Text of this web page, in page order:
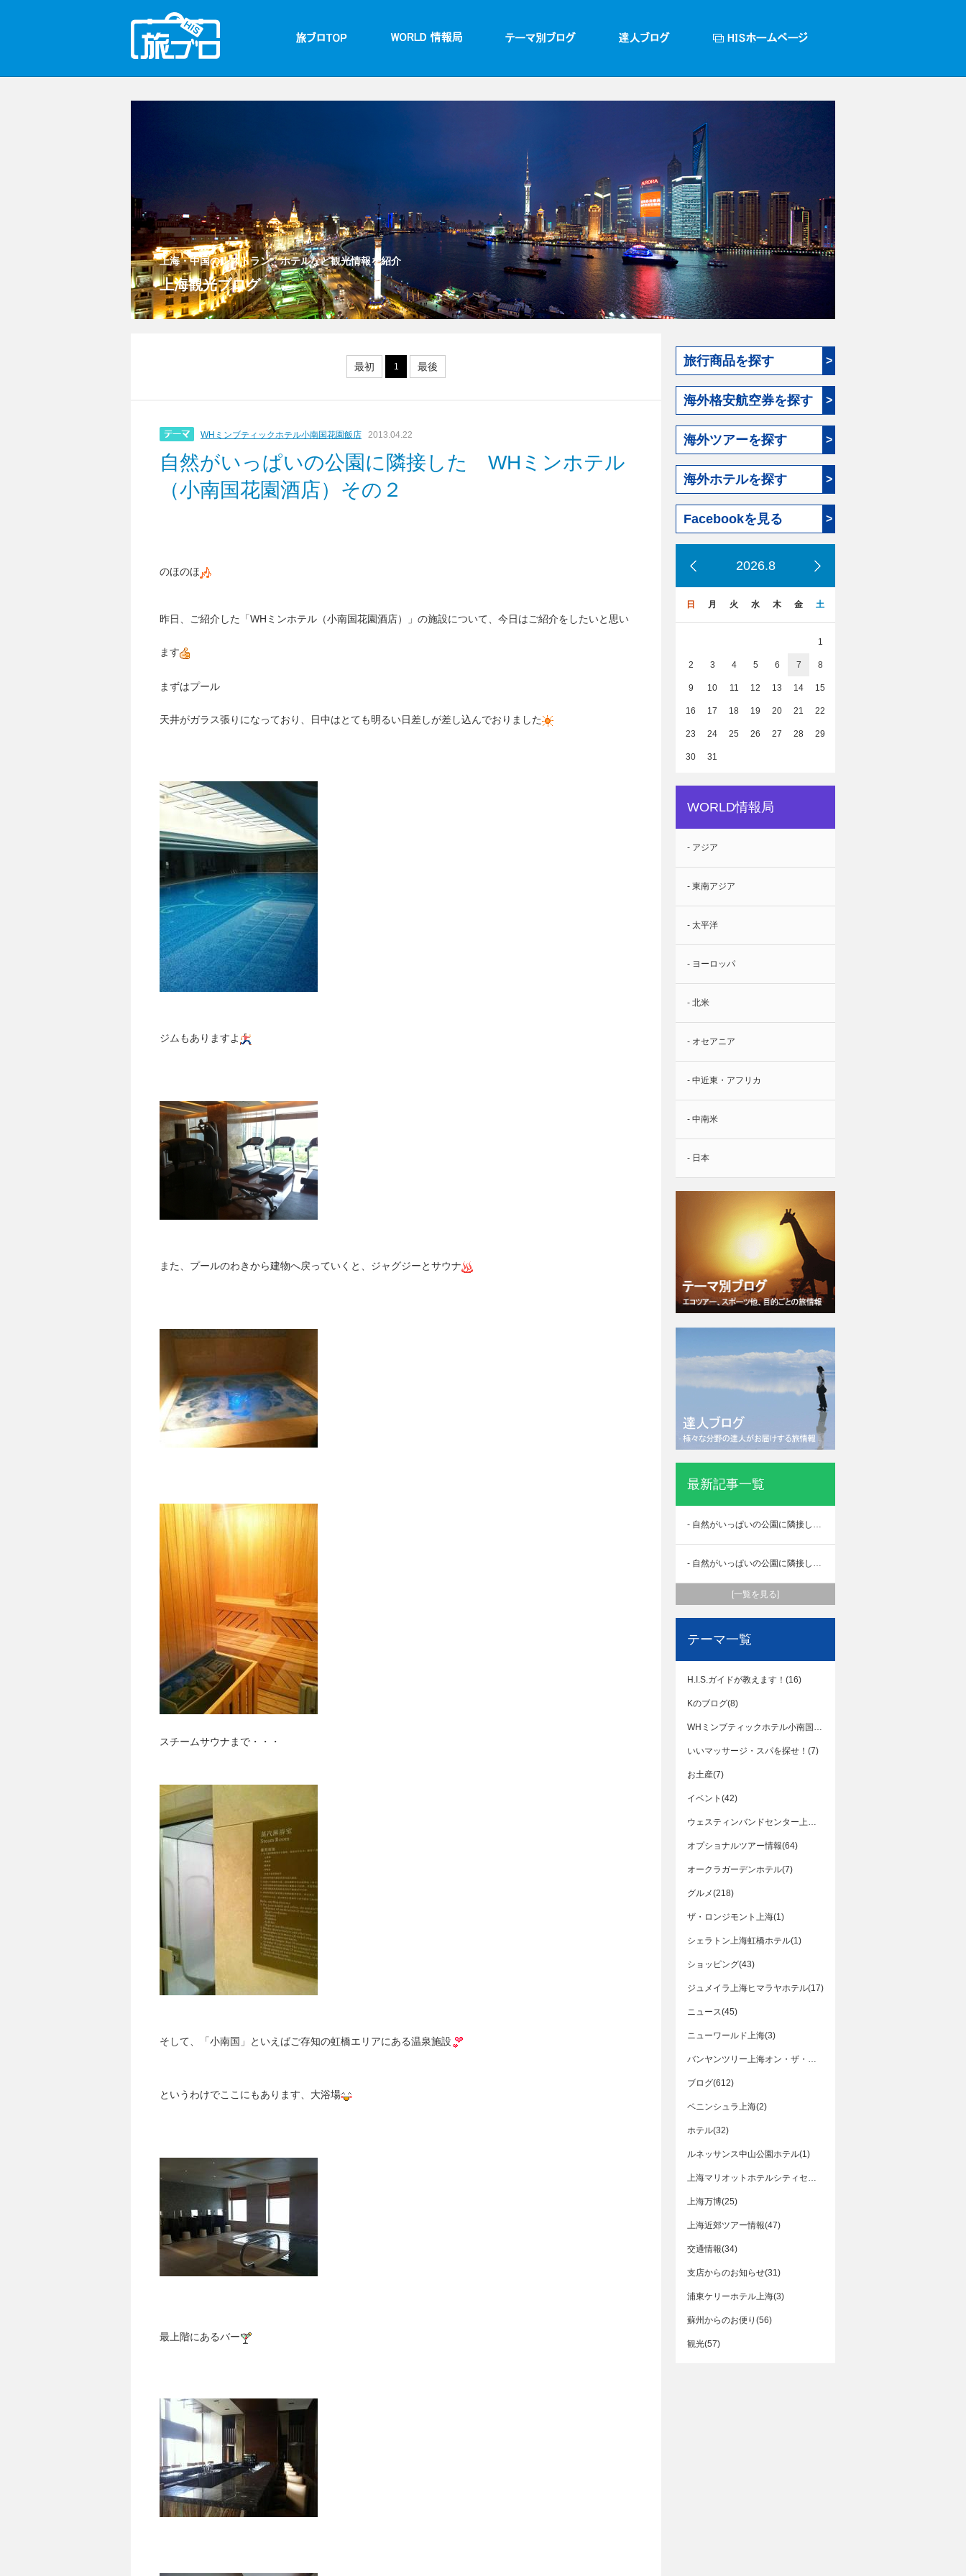
上海・中国のレストラン、ホテルなど観光情報を紹介
上海観光ブログ
最初 1 最後
WHミンブティックホテル小南国花園飯店 2013.04.22
自然がいっぱいの公園に隣接した WHミンホテル
（小南国花園酒店）その２
のほのほ
昨日、ご紹介した「WHミンホテル（小南国花園酒店）」の施設について、今日はご紹介をしたいと思い
ます
まずはプール
天井がガラス張りになっており、日中はとても明るい日差しが差し込んでおりました
ジムもありますよ
また、プールのわきから建物へ戻っていくと、ジャグジーとサウナ
スチームサウナまで・・・
そして、「小南国」といえばご存知の虹橋エリアにある温泉施設
というわけでここにもあります、大浴場
最上階にあるバー
旅行商品を探す >
海外格安航空券を探す >
海外ツアーを探す >
海外ホテルを探す >
Facebookを見る >
2026.8
日 月 火 水 木 金 土
1
2 3 4 5 6 7 8
9 10 11 12 13 14 15
16 17 18 19 20 21 22
23 24 25 26 27 28 29
30 31
WORLD情報局
- アジア
- 東南アジア
- 太平洋
- ヨーロッパ
- 北米
- オセアニア
- 中近東・アフリカ
- 中南米
- 日本
最新記事一覧
- 自然がいっぱいの公園に隣接した WHミンホテル（小南国花園酒店）その２
- 自然がいっぱいの公園に隣接した WHミンホテル（小南国花園酒店）その１
[一覧を見る]
テーマ一覧
H.I.S.ガイドが教えます！(16)
Kのブログ(8)
WHミンブティックホテル小南国花園飯店(2)
いいマッサージ・スパを探せ！(7)
お土産(7)
イベント(42)
ウェスティンバンドセンター上海(4)
オプショナルツアー情報(64)
オークラガーデンホテル(7)
グルメ(218)
ザ・ロンジモント上海(1)
シェラトン上海虹橋ホテル(1)
ショッピング(43)
ジュメイラ上海ヒマラヤホテル(17)
ニュース(45)
ニューワールド上海(3)
バンヤンツリー上海オン・ザ・バンド(1)
ブログ(612)
ペニンシュラ上海(2)
ホテル(32)
ルネッサンス中山公園ホテル(1)
上海マリオットホテルシティセンター(1)
上海万博(25)
上海近郊ツアー情報(47)
交通情報(34)
支店からのお知らせ(31)
浦東ケリーホテル上海(3)
蘇州からのお便り(56)
観光(57)